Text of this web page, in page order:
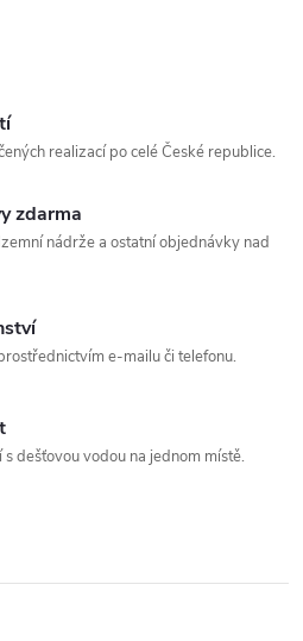
realizací po celé České republice.
zdarma
nádrže a ostatní objednávky nad
e-mailu či telefonu.
dešťovou vodou na jednom místě.